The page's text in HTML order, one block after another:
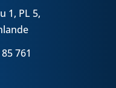
1, PL 5,
761